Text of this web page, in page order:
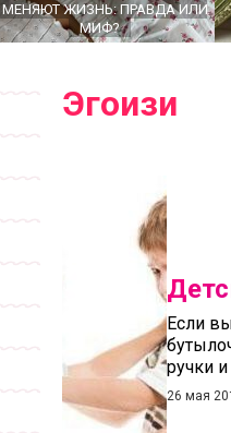
МЕНЯЮТ ЖИЗНЬ: ПРАВДА ИЛИ
МИФ?
Эгоизи
Если
ручки
26 мая